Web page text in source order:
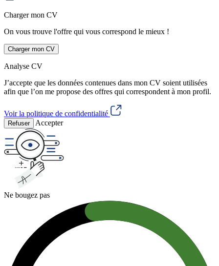
Charger mon CV
On vous trouve l'offre qui vous correspond le mieux !
Charger mon CV
Analyse CV
J’accepte que les données contenues dans mon CV soient utilisées
afin que l’on me propose des offres qui correspondent à mon profil.
Voir la politique de confidentialité
Refuser Accepter
Ne bougez pas